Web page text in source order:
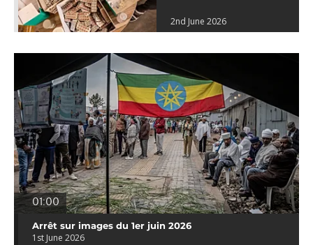
2nd June 2026
01:00
Arrêt sur images du 1er juin 2026
1st June 2026